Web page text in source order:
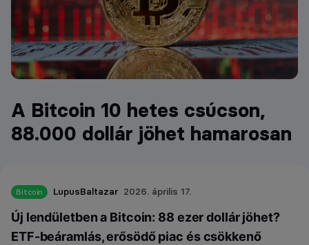
A Bitcoin 10 hetes csúcson,
88.000 dollár jöhet hamarosan
Bitcoin LupusBaltazar 2026. április 17.
Új lendületben a Bitcoin: 88 ezer dollár jöhet?
ETF-beáramlás, erősödő piac és csökkenő